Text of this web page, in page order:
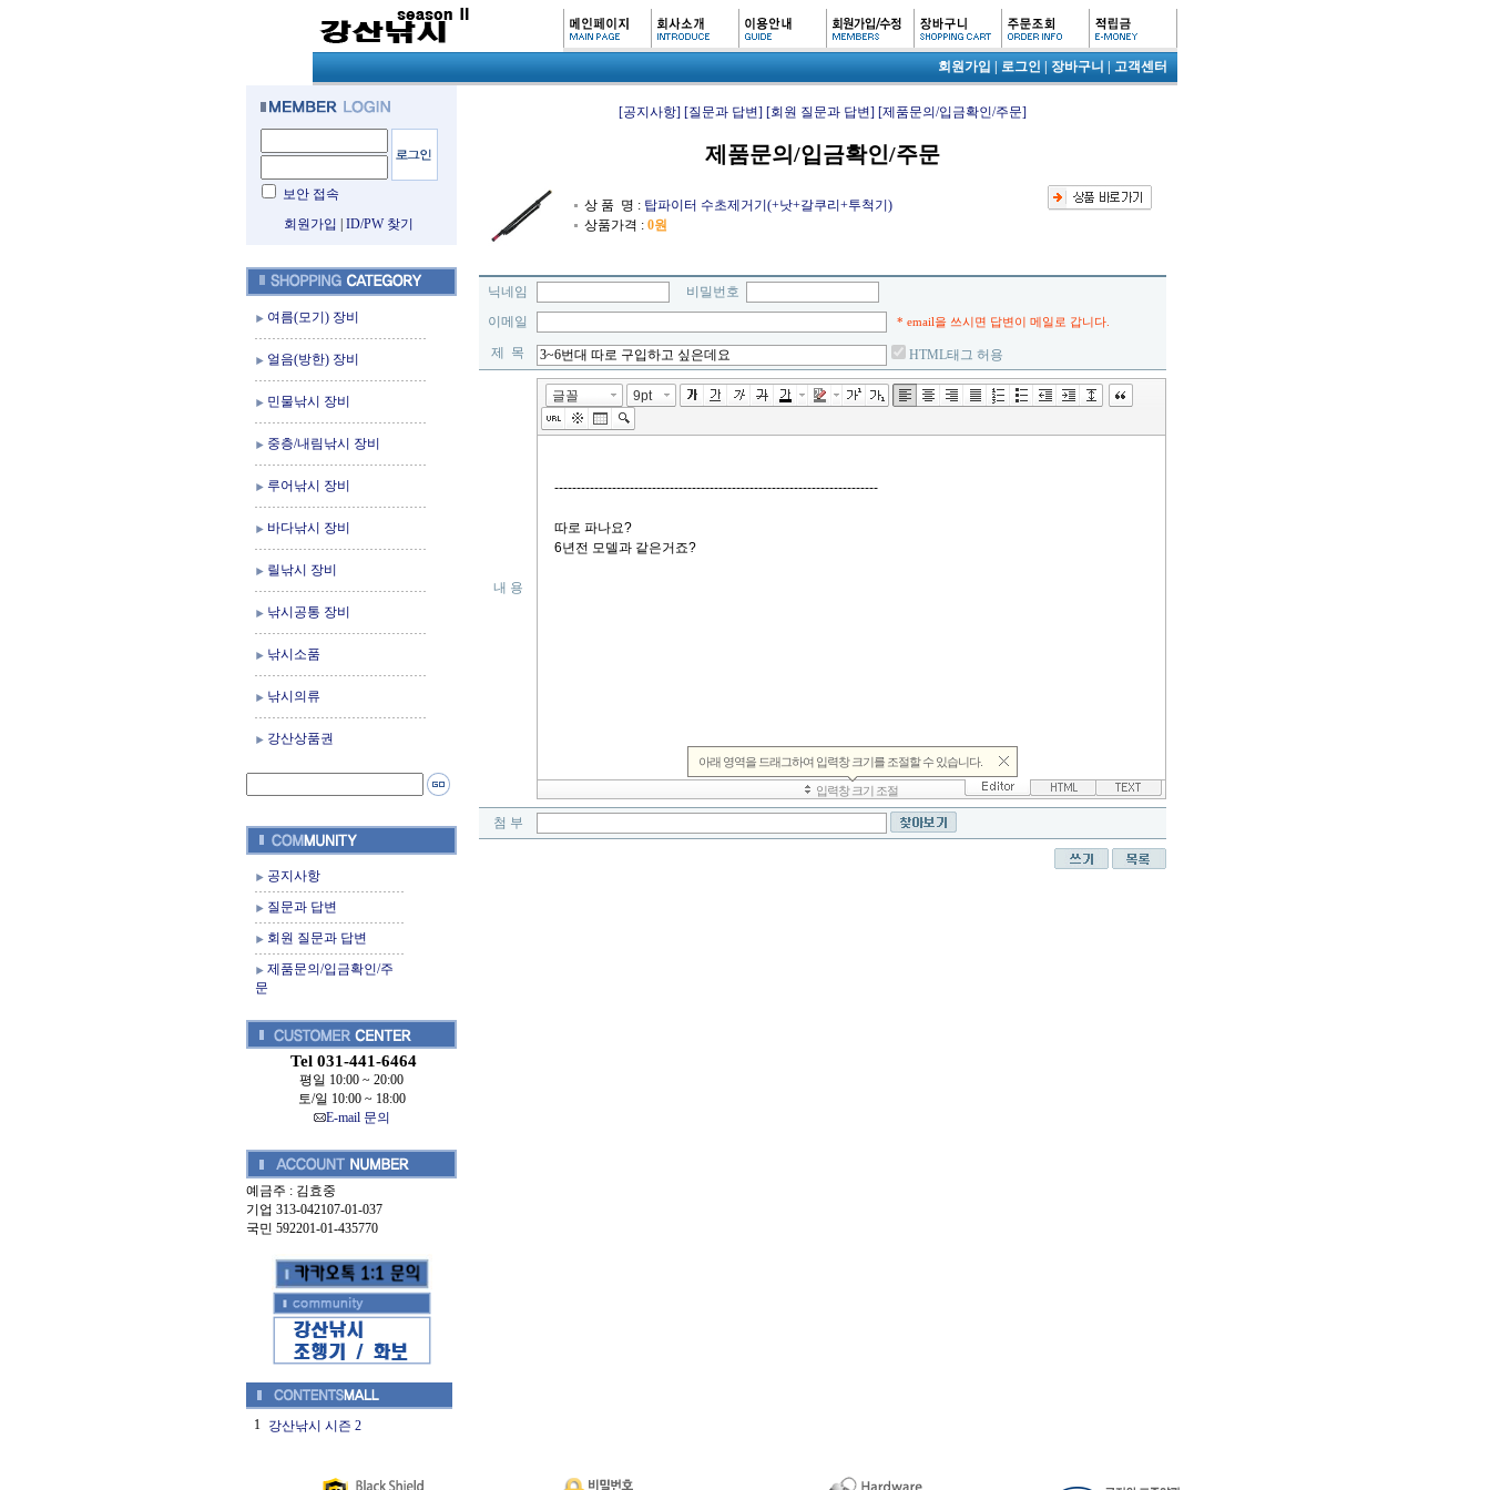
회원가입 로그인 장바구니 고객센터
보안 접속
회원가입
ID/PW 찾기
여름(모기) 장비
얼음(방한) 장비
민물낚시 장비
중층/내림낚시 장비
루어낚시 장비
바다낚시 장비
릴낚시 장비
낚시공통 장비
낚시소품
낚시의류
강산상품권
공지사항
질문과 답변
회원 질문과 답변
제품문의/입금확인/주
문
Tel 031-441-6464
평일 10:00 ~ 20:00
토/일 10:00 ~ 18:00
E-mail 문의
예금주 : 김효중
기업 313-042107-01-037
국민 592201-01-435770
1 강산낚시 시즌 2
[공지사항] [질문과 답변] [회원 질문과 답변] [제품문의/입금확인/주문]
제품문의/입금확인/주문
상 품 명 : 탑파이터 수초제거기(+낫+갈쿠리+투척기)
상품가격 : 0원
닉네임
비밀번호
이메일
* email을 쓰시면 답변이 메일로 갑니다.
제 목 HTML태그 허용
내 용
첨 부